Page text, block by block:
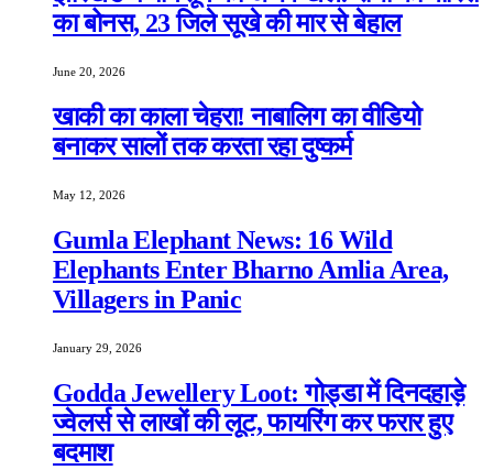
का बोनस, 23 जिले सूखे की मार से बेहाल
June 20, 2026
खाकी का काला चेहरा! नाबालिग का वीडियो
बनाकर सालों तक करता रहा दुष्कर्म
May 12, 2026
Gumla Elephant News: 16 Wild
Elephants Enter Bharno Amlia Area,
Villagers in Panic
January 29, 2026
Godda Jewellery Loot: गोड्डा में दिनदहाड़े
ज्वेलर्स से लाखों की लूट, फायरिंग कर फरार हुए
बदमाश